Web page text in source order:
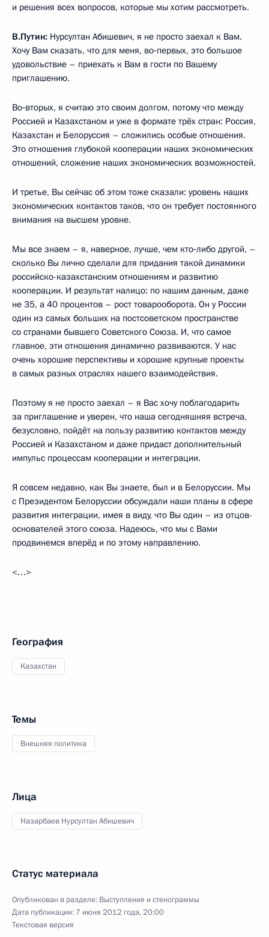
и решения всех вопросов, которые мы хотим рассмотреть.
В.Путин: Нурсултан Абишевич, я не просто заехал к Вам.
Хочу Вам сказать, что для меня, во‑первых, это большое
удовольствие – приехать к Вам в гости по Вашему
приглашению.
Во‑вторых, я считаю это своим долгом, потому что между
Россией и Казахстаном и уже в формате трёх стран: Россия,
Казахстан и Белоруссия – сложились особые отношения.
Это отношения глубокой кооперации наших экономических
отношений, сложение наших экономических возможностей.
И третье, Вы сейчас об этом тоже сказали: уровень наших
экономических контактов таков, что он требует постоянного
внимания на высшем уровне.
Мы все знаем – я, наверное, лучше, чем кто‑либо другой, –
сколько Вы лично сделали для придания такой динамики
российско-казахстанским отношениям и развитию
кооперации. И результат налицо: по нашим данным, даже
не 35, а 40 процентов – рост товарооборота. Он у России
один из самых больших на постсоветском пространстве
со странами бывшего Советского Союза. И, что самое
главное, эти отношения динамично развиваются. У нас
очень хорошие перспективы и хорошие крупные проекты
в самых разных отраслях нашего взаимодействия.
Поэтому я не просто заехал – я Вас хочу поблагодарить
за приглашение и уверен, что наша сегодняшняя встреча,
безусловно, пойдёт на пользу развитию контактов между
Россией и Казахстаном и даже придаст дополнительный
импульс процессам кооперации и интеграции.
Я совсем недавно, как Вы знаете, был и в Белоруссии. Мы
с Президентом Белоруссии обсуждали наши планы в сфере
развития интеграции, имея в виду, что Вы один – из отцов-
основателей этого союза. Надеюсь, что мы с Вами
продвинемся вперёд и по этому направлению.
<…>
География
Казахстан
Темы
Внешняя политика
Лица
Назарбаев Нурсултан Абишевич
Статус материала
Опубликован в разделе: Выступления и стенограммы
Дата публикации: 7 июня 2012 года, 20:00
Текстовая версия